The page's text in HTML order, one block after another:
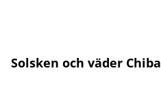
Solsken och väder Chiba